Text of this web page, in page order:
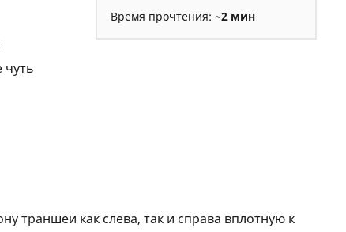
Время прочтения: ~2 мин
чуть
траншеи как слева, так и справа вплотную к